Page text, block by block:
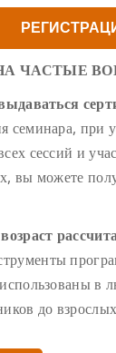
ЧАСТЫЕ
семинара, при
сессий и
вы можете
в
до